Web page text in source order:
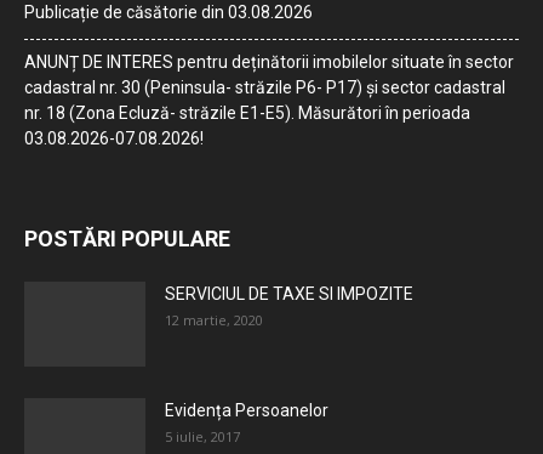
Publicație de căsătorie din 03.08.2026
ANUNȚ DE INTERES pentru deținătorii imobilelor situate în sector
cadastral nr. 30 (Peninsula- străzile P6- P17) și sector cadastral
nr. 18 (Zona Ecluză- străzile E1-E5). Măsurători în perioada
03.08.2026-07.08.2026!
POSTĂRI POPULARE
SERVICIUL DE TAXE SI IMPOZITE
12 martie, 2020
Evidența Persoanelor
5 iulie, 2017